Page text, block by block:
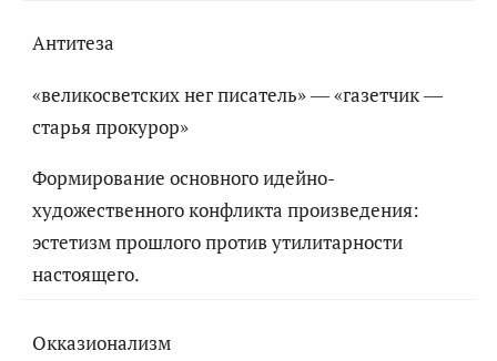
Антитеза
«великосветских нег писатель» — «газетчик —
старья прокурор»
Формирование основного идейно-
художественного конфликта произведения:
эстетизм прошлого против утилитарности
настоящего.
Окказионализм